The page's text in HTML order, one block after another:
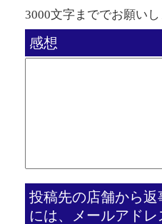
3000文字まででお願い
感想
投稿先の店舗から
には、メールアド